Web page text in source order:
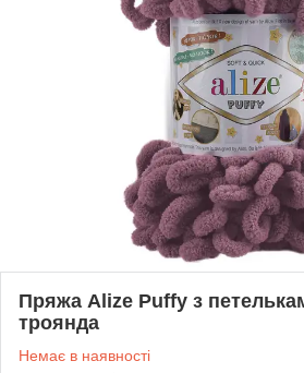
Пряжа Alize Puffy з
троянда
Немає в наявності